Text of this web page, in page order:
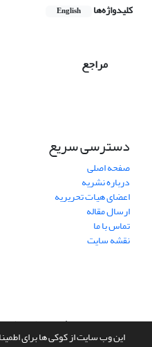
این وب سایت از کوکی ها برای
کلیدواژه‌ها English
مراجع
دسترسی سریع
صفحه اصلی
درباره نشریه
اعضای هیات تحریریه
ارسال مقاله
تماس با ما
نقشه سایت
سامانه مدیریت نشریات علمی.